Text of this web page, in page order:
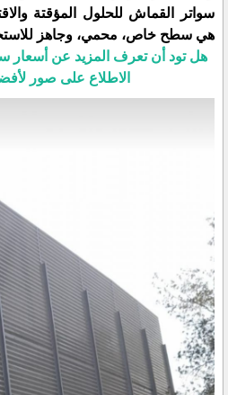
سواتر القماش للحلول المؤقتة
هي سطح خاص، محمي، وجاهز
​هل تود أن تعرف المزيد عن أسعار
الاطلاع على صور